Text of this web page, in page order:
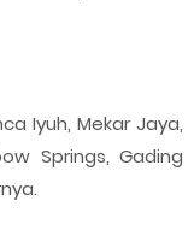
Iyuh, Mekar Jaya,
Springs, Gading